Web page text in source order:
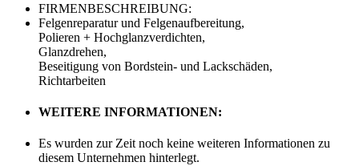
FIRMENBESCHREIBUNG:
Felgenreparatur und Felgenaufbereitung,
Polieren + Hochglanzverdichten,
Glanzdrehen,
Beseitigung von Bordstein- und Lackschäden,
Richtarbeiten
WEITERE INFORMATIONEN:
Es wurden zur Zeit noch keine weiteren Informationen zu
diesem Unternehmen hinterlegt.